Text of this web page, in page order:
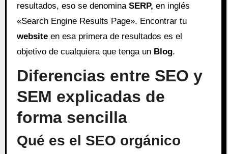
resultados, eso se denomina SERP, en inglés
«Search Engine Results Page». Encontrar tu
websiteen esa primera de resultados es el
objetivo de cualquiera que tenga un Blog.
Diferencias entre SEO y
SEM explicadas de
forma sencilla
Qué es el SEO orgánico